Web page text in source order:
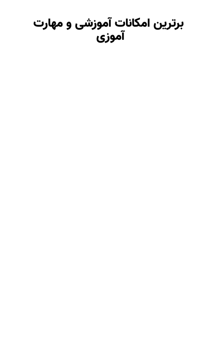
برترین امکانات آموزشی و مهارت
آموزی